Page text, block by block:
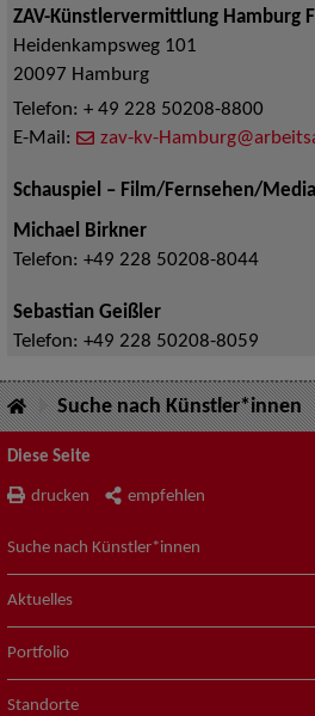
ZAV-Künstlervermittlung Hamburg
Heidenkampsweg 101
20097 Hamburg
Telefon: + 49 228 50208-8800
E-Mail:
zav-kv-
Schauspiel – Film/Fernsehen/Media
Michael Birkner
Telefon: +49 228 50208-8044
Sebastian Geißler
Telefon: +49 228 50208-8059
Suche nach Künstler*innen
Diese Seite
drucken empfehlen
Suche nach Künstler*innen
Aktuelles
Portfolio
Standorte